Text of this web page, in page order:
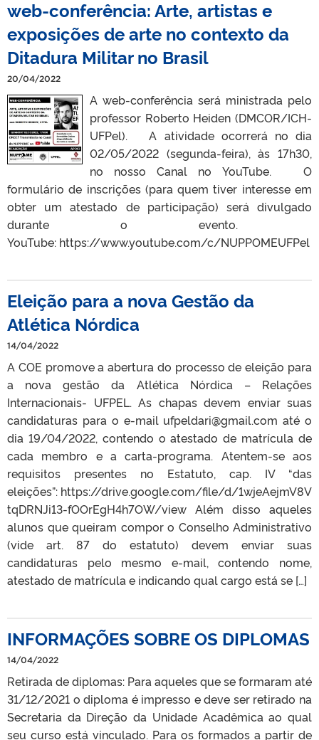
web-conferência: Arte, artistas e
exposições de arte no contexto da
Ditadura Militar no Brasil
20/04/2022
A web-conferência será ministrada pelo
professor Roberto Heiden (DMCOR/ICH-
UFPel). A atividade ocorrerá no dia
02/05/2022 (segunda-feira), às 17h30,
no nosso Canal no YouTube. O
formulário de inscrições (para quem tiver interesse em
obter um atestado de participação) será divulgado
durante o evento.
YouTube: https://www.youtube.com/c/NUPPOMEUFPel
Eleição para a nova Gestão da
Atlética Nórdica
14/04/2022
A COE promove a abertura do processo de eleição para
a nova gestão da Atlética Nórdica – Relações
Internacionais- UFPEL. As chapas devem enviar suas
candidaturas para o e-mail ufpeldari@gmail.com até o
dia 19/04/2022, contendo o atestado de matrícula de
cada membro e a carta-programa. Atentem-se aos
requisitos presentes no Estatuto, cap. IV “das
eleições”: https://drive.google.com/file/d/1wjeAejmV8V
tqDRNJi13-fOOrEgH4h7OW/view Além disso aqueles
alunos que queiram compor o Conselho Administrativo
(vide art. 87 do estatuto) devem enviar suas
candidaturas pelo mesmo e-mail, contendo nome,
atestado de matrícula e indicando qual cargo está se […]
INFORMAÇÕES SOBRE OS DIPLOMAS
14/04/2022
Retirada de diplomas: Para aqueles que se formaram até
31/12/2021 o diploma é impresso e deve ser retirado na
Secretaria da Direção da Unidade Acadêmica ao qual
seu curso está vinculado. Para os formados a partir de